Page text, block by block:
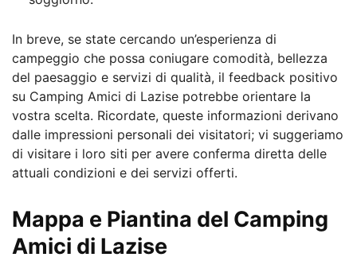
In breve, se state cercando un’esperienza di
campeggio che possa coniugare comodità, bellezza
del paesaggio e servizi di qualità, il feedback positivo
su Camping Amici di Lazise potrebbe orientare la
vostra scelta. Ricordate, queste informazioni derivano
dalle impressioni personali dei visitatori; vi suggeriamo
di visitare i loro siti per avere conferma diretta delle
attuali condizioni e dei servizi offerti.
Mappa e Piantina del Camping
Amici di Lazise